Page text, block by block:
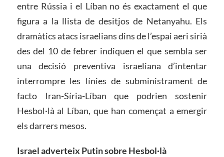
entre Rússia i el Líban no és exactament el que
figura a la llista de desitjos de Netanyahu. Els
dramàtics atacs israelians dins de l’espai aeri sirià
des del 10 de febrer indiquen el que sembla ser
una decisió preventiva israeliana d’intentar
interrompre les línies de subministrament de
facto Iran-Síria-Líban que podrien sostenir
Hesbol·là al Líban, que han començat a emergir
els darrers mesos.
Israel adverteix Putin sobre Hesbol·là